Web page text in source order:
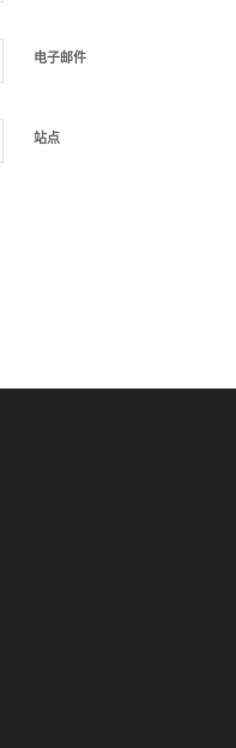
电子邮件
站点